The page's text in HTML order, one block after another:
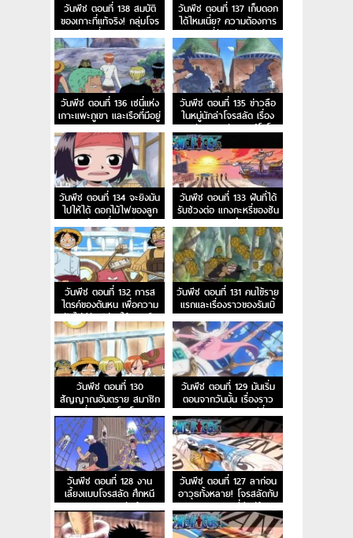
วันพีช ตอนที่ 138 สมบัติ
ของเกาะที่แท้จริง! กลุ่มโจร
สลัดเซนี่ออกเดินทาง!
วันพีช ตอนที่ 137 เก็บดอก
ได้ไหมเนี่ย? ความต้องการ
ของเซนี่นักปล่อยเงินกู้!
วันพีช ตอนที่ 136 เซนี่แห่ง
เกาะแพะภูเขา และเรือที่มีอยู่
บนยอดเขา!
วันพีช ตอนที่ 135 ข่าวลือ
ในหมู่นักล่าโจรสลัด เรื่อง
ของนักดาบมหัศจรรย์โซโล!
วันพีช ตอนที่ 134 จะยิงมัน
ไปให้ได้ ดอกไม้ไฟของลูก
ผู้ชายชื่ออุซป
วันพีช ตอนที่ 133 ฝันที่ได้
รับช่วงต่อ แกงกะหรี่ของซัน
จิจอมอึด
วันพีช ตอนที่ 132 การส
ไตรค์ของต้นหน เพื่อความ
ฝันไม่มีวันปล่อยให้หลุดมือ
วันพีช ตอนที่ 131 คนไข้ราย
แรกและเรื่องราวของรัมเบิ้
ลบอล
วันพีช ตอนที่ 130
สัญญาณอันตราย สมาชิก
คนที่ 7 คือนิโค โรบิน
วันพีช ตอนที่ 129 มันเริ่ม
ตอนจากวันนั้น เรื่องราว
การผจญภัยของวีวี่
วันพีช ตอนที่ 128 งาน
เลี้ยงแบบโจรสลัด ศึกหนี
ออกจากอาราบัสต้า!
วันพีช ตอนที่ 127 ลาก่อน
อาวุธทั้งหลาย! โจรสลัดกับ
ความยุติธรรมที่มีอยู่น้อย
นิด!